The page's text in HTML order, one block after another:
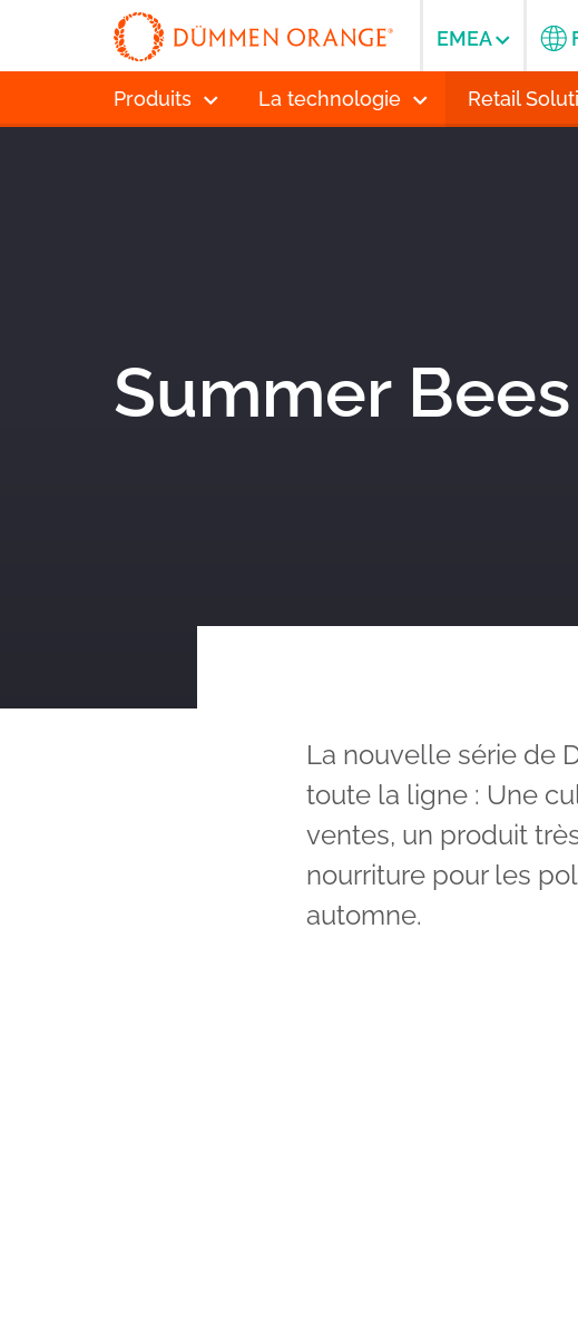
Produits La technologie Retail
EMEA
Summer Bees
La nouvelle série de
toute la ligne : Une
ventes, un produit
nourriture pour les
automne.